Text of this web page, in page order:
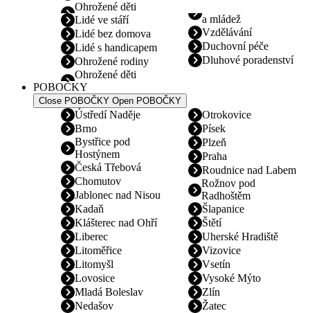
Ohrožené děti
Lidé ve stáří
Lidé bez domova
Lidé s handicapem
Ohrožené rodiny
Ohrožené děti
a mládež
Vzdělávání
Duchovní péče
Dluhové poradenství
POBOČKY
Close POBOČKY Open POBOČKY
Ústředí Naděje
Brno
Bystřice pod
Hostýnem
Česká Třebová
Chomutov
Jablonec nad Nisou
Kadaň
Klášterec nad Ohří
Liberec
Litoměřice
Litomyšl
Lovosice
Mladá Boleslav
Nedašov
Otrokovice
Písek
Plzeň
Praha
Roudnice nad Labem
Rožnov pod
Radhoštěm
Šlapanice
Štětí
Uherské Hradiště
Vizovice
Vsetín
Vysoké Mýto
Zlín
Žatec